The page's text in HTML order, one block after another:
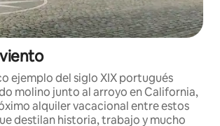
ejemplo del siglo XIX portugués
molino junto al arroyo en California,
alquiler vacacional entre estos
destilan historia, trabajo y mucho